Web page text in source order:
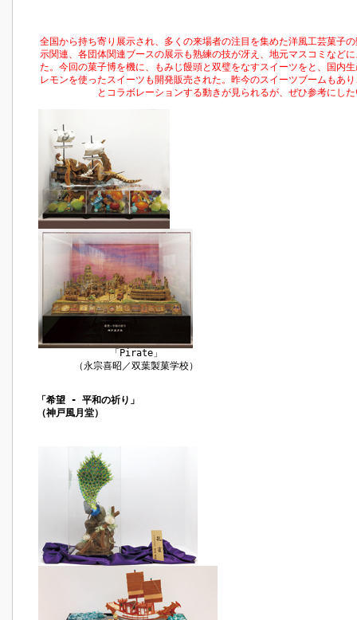
全国から持ち寄り展示され、多くの来場者の注目を集めた洋風工芸菓子
示関連、各団体関連ブースの展示も熟練の技が冴え、地元マスコミなど
た。今回の菓子博を機に、もみじ饅頭と双璧をなすスイーツをと、国内
レモンを使ったスイーツも開発販売された。昨今のスイーツブームもあ
とコラボレーションする動きが見られるが、ぜひ参考にし
「Pirate」
（永宗喜昭／双葉製菓学校）
「希望 - 平和の祈り」
（神戸風月堂）